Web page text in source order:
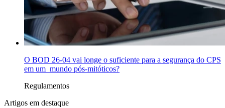
O BOD 26-04 vai longe o suficiente para a segurança do CPS
em um mundo pós-mitóticos?
Regulamentos
Artigos em destaque